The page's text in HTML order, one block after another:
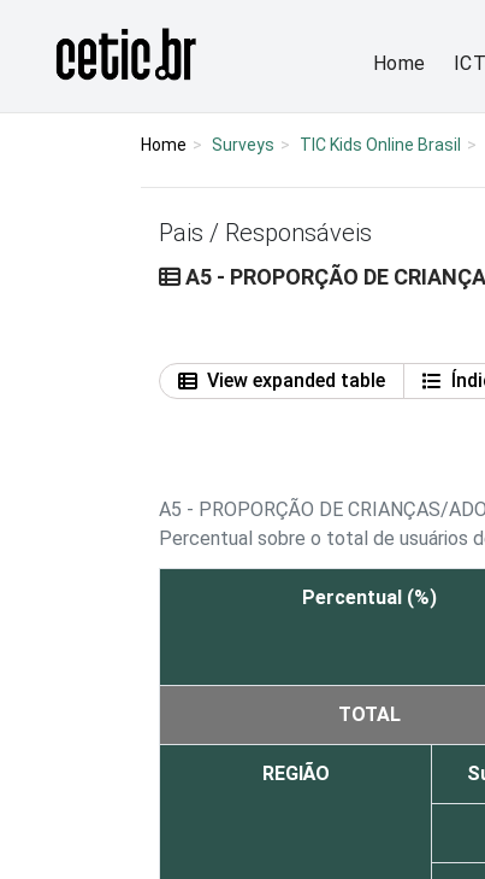
Página inicial
Home
Home Surveys TIC Kids Online Brasil
Pais / Responsáveis
A5 - PROPORÇÃO DE
View expanded table
A5 - PROPORÇÃO DE CRIANÇAS/
Percentual sobre o total de usuários
Percentual (%)
TOTAL
REGIÃO